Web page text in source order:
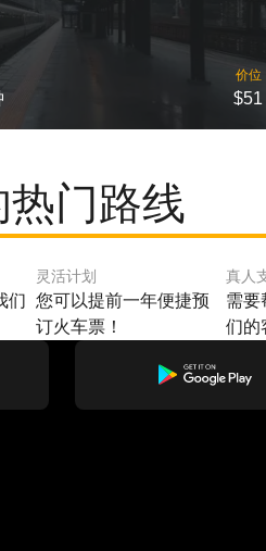
价位
$51
门路线
们
灵活计划
您可以提前一年便捷预
订火车票！
真人
需要
们的